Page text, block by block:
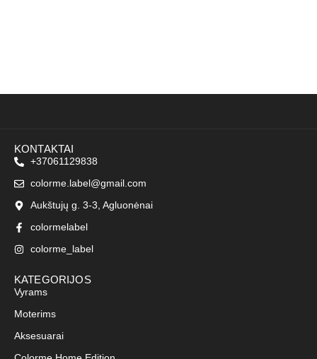
KONTAKTAI
+37061129838
colorme.label@gmail.com
Aukštujų g. 3-3, Agluonėnai
colormelabel
colorme_label
KATEGORIJOS
Vyrams
Moterims
Aksesuarai